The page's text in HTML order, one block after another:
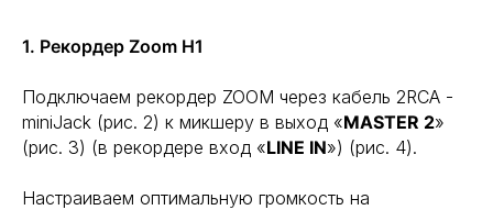
1. Рекордер Zoom H1
Подключаем рекордер ZOOM через кабель 2RCA -
miniJack (рис. 2) к микшеру в выxод «MASTER 2»
(рис. 3) (в рекордере вход «LINE IN») (рис. 4).
Настраиваем оптимальную громкость на